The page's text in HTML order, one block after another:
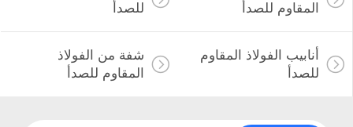
المقاوم للصدأ
للصدأ
أنابيب الفولاذ المقاوم
للصدأ
شفة من الفولاذ
المقاوم للصدأ